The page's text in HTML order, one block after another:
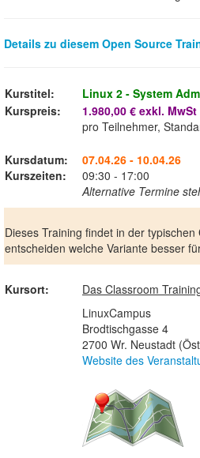
Details zu diesem Open Source
Kurstitel:
Linux 2 - System
Kurspreis:
1.980,00 € exkl. MwSt
pro Teilnehmer,
Kursdatum:
Kurszeiten:
07.04.26 - 10.04.26
09:30 - 17:00
Alternative Termine
Dieses Training findet in der typischen
entscheiden welche Variante besser
Kursort:
Das Classroom
LinuxCampus
Brodtischgasse 4
2700 Wr. Neustadt
Website des